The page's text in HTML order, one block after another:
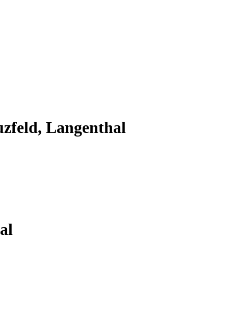
Langenthal